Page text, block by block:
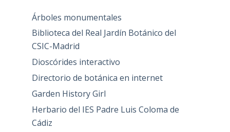
Árboles monumentales
Biblioteca del Real Jardín Botánico del
CSIC-Madrid
Dioscórides interactivo
Directorio de botánica en internet
Garden History Girl
Herbario del IES Padre Luis Coloma de
Cádiz